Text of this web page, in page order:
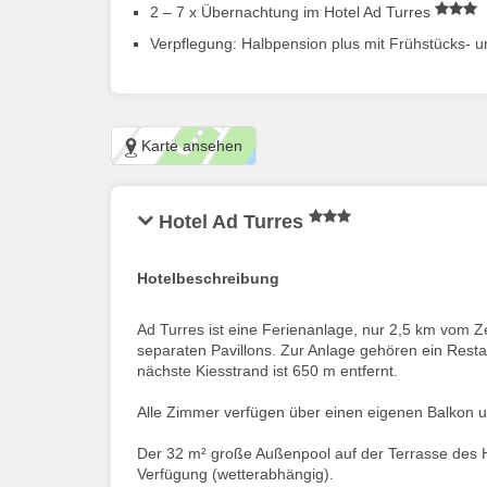
2 – 7 x Übernachtung im Hotel Ad Turres
Verpflegung: Halbpension plus mit Frühstücks-
Karte ansehen
Hotel Ad Turres
Hotelbeschreibung
Ad Turres ist eine Ferienanlage, nur 2,5 km vom
separaten Pavillons. Zur Anlage gehören ein
nächste Kiesstrand ist 650 m entfernt.
Alle Zimmer verfügen über einen eigenen Balkon
Der 32 m² große Außenpool auf der Terrasse
Verfügung (wetterabhängig).